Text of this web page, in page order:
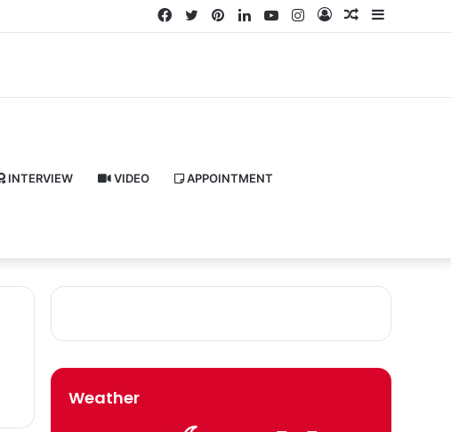
Random
Log
Instagram
YouTube
LinkedIn
Pinterest
Twitter
Facebook
INTERVIEW VIDEO APPOINTMENT
Weather